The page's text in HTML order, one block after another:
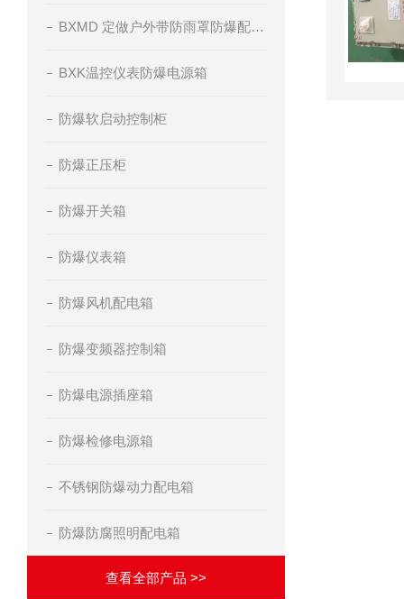
BXMD 定做户外带防雨罩防爆配电箱
BXK温控仪表防爆电源箱
防爆软启动控制柜
防爆正压柜
防爆开关箱
防爆仪表箱
防爆风机配电箱
防爆变频器控制箱
防爆电源插座箱
防爆检修电源箱
不锈钢防爆动力配电箱
防爆防腐照明配电箱
查看全部产品 >>